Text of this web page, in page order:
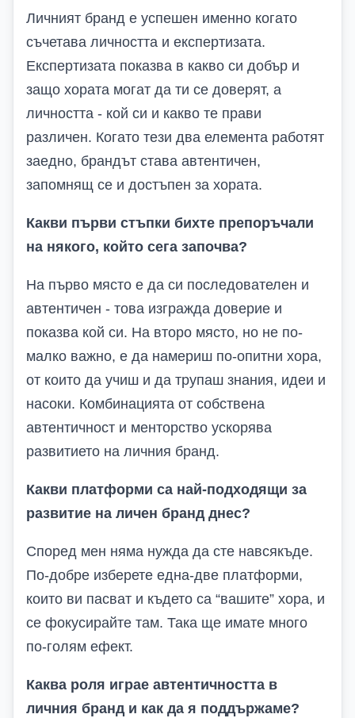
Личният бранд е успешен именно когато
съчетава личността и експертизата.
Експертизата показва в какво си добър и
защо хората могат да ти се доверят, а
личността - кой си и какво те прави
различен. Когато тези два елемента работят
заедно, брандът става автентичен,
запомнящ се и достъпен за хората.
Какви първи стъпки бихте препоръчали
на някого, който сега започва?
На първо място е да си последователен и
автентичен - това изгражда доверие и
показва кой си. На второ място, но не по-
малко важно, е да намериш по-опитни хора,
от които да учиш и да трупаш знания, идеи и
насоки. Комбинацията от собствена
автентичност и менторство ускорява
развитието на личния бранд.
Какви платформи са най-подходящи за
развитие на личен бранд днес?
Според мен няма нужда да сте навсякъде.
По-добре изберете една-две платформи,
които ви пасват и където са “вашите” хора, и
се фокусирайте там. Така ще имате много
по-голям ефект.
Каква роля играе автентичността в
личния бранд и как да я поддържаме?